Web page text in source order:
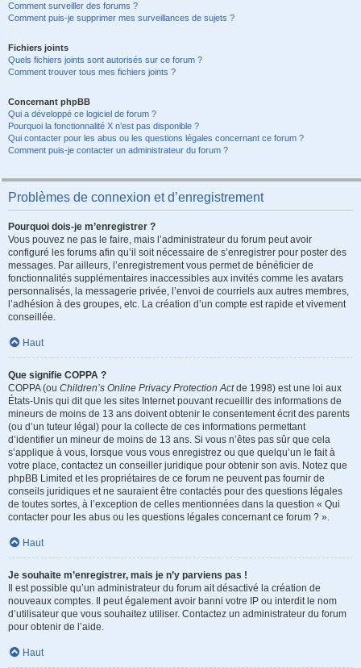
Comment surveiller des forums ?
Comment puis-je supprimer mes surveillances de sujets ?
Fichiers joints
Quels fichiers joints sont autorisés sur ce forum ?
Comment trouver tous mes fichiers joints ?
Concernant phpBB
Qui a développé ce logiciel de forum ?
Pourquoi la fonctionnalité X n’est pas disponible ?
Qui contacter pour les abus ou les questions légales concernant ce forum ?
Comment puis-je contacter un administrateur du forum ?
Problèmes de connexion et d’enregistrement
Pourquoi dois-je m’enregistrer ?
Vous pouvez ne pas le faire, mais l’administrateur du forum peut avoir
configuré les forums afin qu’il soit nécessaire de s’enregistrer pour poster des
messages. Par ailleurs, l’enregistrement vous permet de bénéficier de
fonctionnalités supplémentaires inaccessibles aux invités comme les avatars
personnalisés, la messagerie privée, l’envoi de courriels aux autres membres,
l’adhésion à des groupes, etc. La création d’un compte est rapide et vivement
conseillée.
Haut
Que signifie COPPA ?
COPPA (ou Children’s Online Privacy Protection Actde 1998) est une loi aux
États-Unis qui dit que les sites Internet pouvant recueillir des informations de
mineurs de moins de 13 ans doivent obtenir le consentement écrit des parents
(ou d’un tuteur légal) pour la collecte de ces informations permettant
d’identifier un mineur de moins de 13 ans. Si vous n’êtes pas sûr que cela
s’applique à vous, lorsque vous vous enregistrez ou que quelqu’un le fait à
votre place, contactez un conseiller juridique pour obtenir son avis. Notez que
phpBB Limited et les propriétaires de ce forum ne peuvent pas fournir de
conseils juridiques et ne sauraient être contactés pour des questions légales
de toutes sortes, à l’exception de celles mentionnées dans la question « Qui
contacter pour les abus ou les questions légales concernant ce forum ? ».
Haut
Je souhaite m’enregistrer, mais je n’y parviens pas !
Il est possible qu’un administrateur du forum ait désactivé la création de
nouveaux comptes. Il peut également avoir banni votre IP ou interdit le nom
d’utilisateur que vous souhaitez utiliser. Contactez un administrateur du forum
pour obtenir de l’aide.
Haut